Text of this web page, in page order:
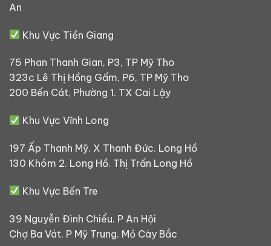
An
Khu Vực Tiền Giang
75 Phan Thanh Gian, P3, TP Mỹ Tho
323c Lê Thị Hồng Gấm, P6, TP Mỹ Tho
200 Bến Cát, Phường 1. TX Cai Lậy
Khu Vực Vĩnh Long
197 Ấp Thanh Mỹ. X Thanh Đức. Long Hồ
130 Khóm 2. Long Hồ. Thị Trấn Long Hồ
Khu Vực Bến Tre
39 Nguyễn Đình Chiểu. P An Hội
Chợ Ba Vát. P Mỹ Trung. Mỏ Cày Bắc